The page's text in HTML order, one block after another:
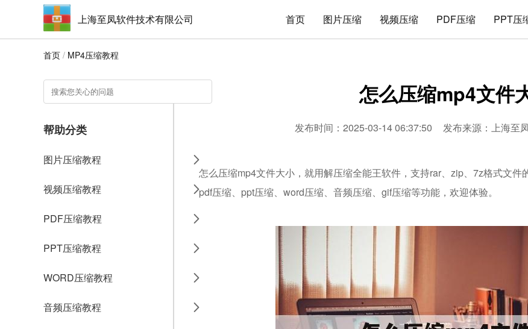
上海至凤软件技术有限公司 首页 图片压缩 视频压缩 PDF压缩 PPT压
首页 / MP4压缩教程
帮助分类
图片压缩教程
视频压缩教程
PDF压缩教程
PPT压缩教程
WORD压缩教程
音频压缩教程
怎么压缩mp4文件
发布时间：2025-03-14 06:37:50 发布来源：上海至
怎么压缩mp4文件大小，就用解压缩全能王软件，支持rar、zip、7z格式文件
pdf压缩、ppt压缩、word压缩、音频压缩、gif压缩等功能，欢迎体验。